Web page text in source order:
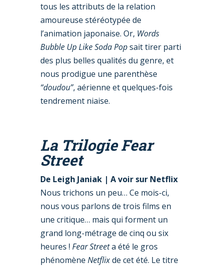
tous les attributs de la relation
amoureuse stéréotypée de
l’animation japonaise. Or, Words
Bubble Up Like Soda Popsait tirer parti
des plus belles qualités du genre, et
nous prodigue une parenthèse
“doudou”, aérienne et quelques-fois
tendrement niaise.
La Trilogie Fear
Street
De Leigh Janiak | A voir sur Netflix
Nous trichons un peu… Ce mois-ci,
nous vous parlons de trois films en
une critique… mais qui forment un
grand long-métrage de cinq ou six
heures ! Fear Streeta été le gros
phénomène Netflixde cet été. Le titre